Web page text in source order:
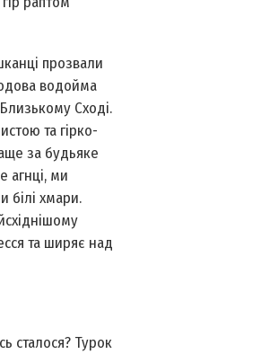
прозвали
водойма
Сході.
та гірко­
за будь­яке
агнці, ми
білі хмари.
та ширяє над
сталося? Турок